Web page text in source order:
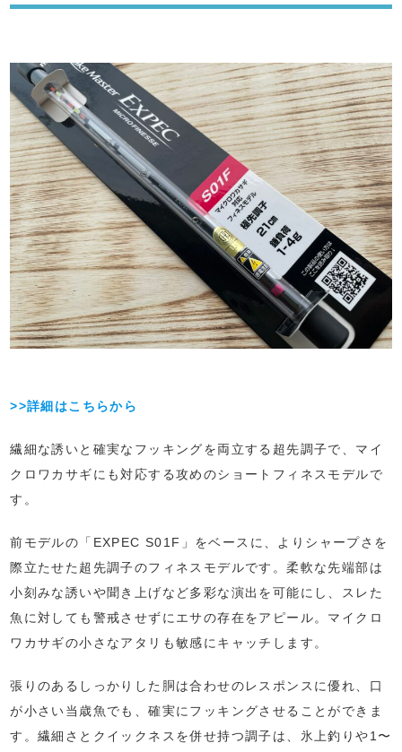
>>詳細はこちらから
繊細な誘いと確実なフッキングを両立する超先調子で、マイ
クロワカサギにも対応する攻めのショートフィネスモデルで
す。
前モデルの「EXPEC S01F」をベースに、よりシャープさを
際立たせた超先調子のフィネスモデルです。柔軟な先端部は
小刻みな誘いや聞き上げなど多彩な演出を可能にし、スレた
魚に対しても警戒させずにエサの存在をアピール。マイクロ
ワカサギの小さなアタリも敏感にキャッチします。
張りのあるしっかりした胴は合わせのレスポンスに優れ、口
が小さい当歳魚でも、確実にフッキングさせることができま
す。繊細さとクイックネスを併せ持つ調子は、氷上釣りや1〜